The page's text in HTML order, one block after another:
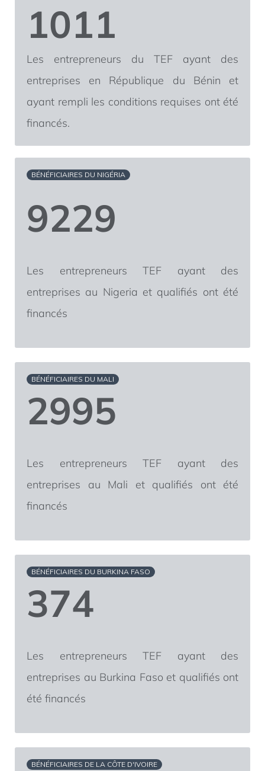
1011
Les entrepreneurs du TEF ayant des
entreprises en République du Bénin et
ayant rempli les conditions requises ont été
financés.
BÉNÉFICIAIRES DU NIGÉRIA
9229
Les entrepreneurs TEF ayant des
entreprises au Nigeria et qualifiés ont été
financés
BÉNÉFICIAIRES DU MALI
2995
Les entrepreneurs TEF ayant des
entreprises au Mali et qualifiés ont été
financés
BÉNÉFICIAIRES DU BURKINA FASO
374
Les entrepreneurs TEF ayant des
entreprises au Burkina Faso et qualifiés ont
été financés
BÉNÉFICIAIRES DE LA CÔTE D'IVOIRE